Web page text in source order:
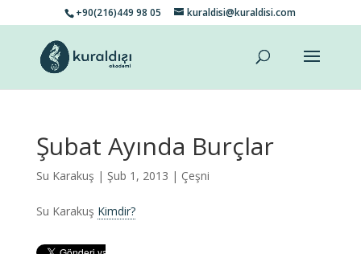
+90(216)449 98 05 kuraldisi@kuraldisi.com
Şubat Ayında Burçlar
Su Karakuş | Şub 1, 2013 | Çeşni
Su Karakuş Kimdir?